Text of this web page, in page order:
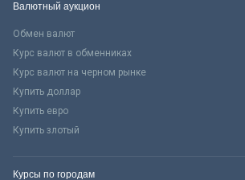
Валютный аукцион
Обмен валют
Курс валют в обменниках
Курс валют на черном рынке
Купить доллар
Купить евро
Купить злотый
Курсы по городам